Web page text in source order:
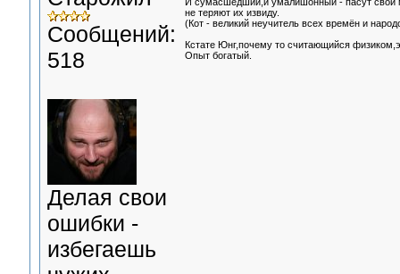
Сообщений:
518
Делая свои
ошибки -
избегаешь
не теряют их извиду.
(Кот - великий неучитель всех времён и
Кстате Юнг,почему то считающийся
Опыт богатый.